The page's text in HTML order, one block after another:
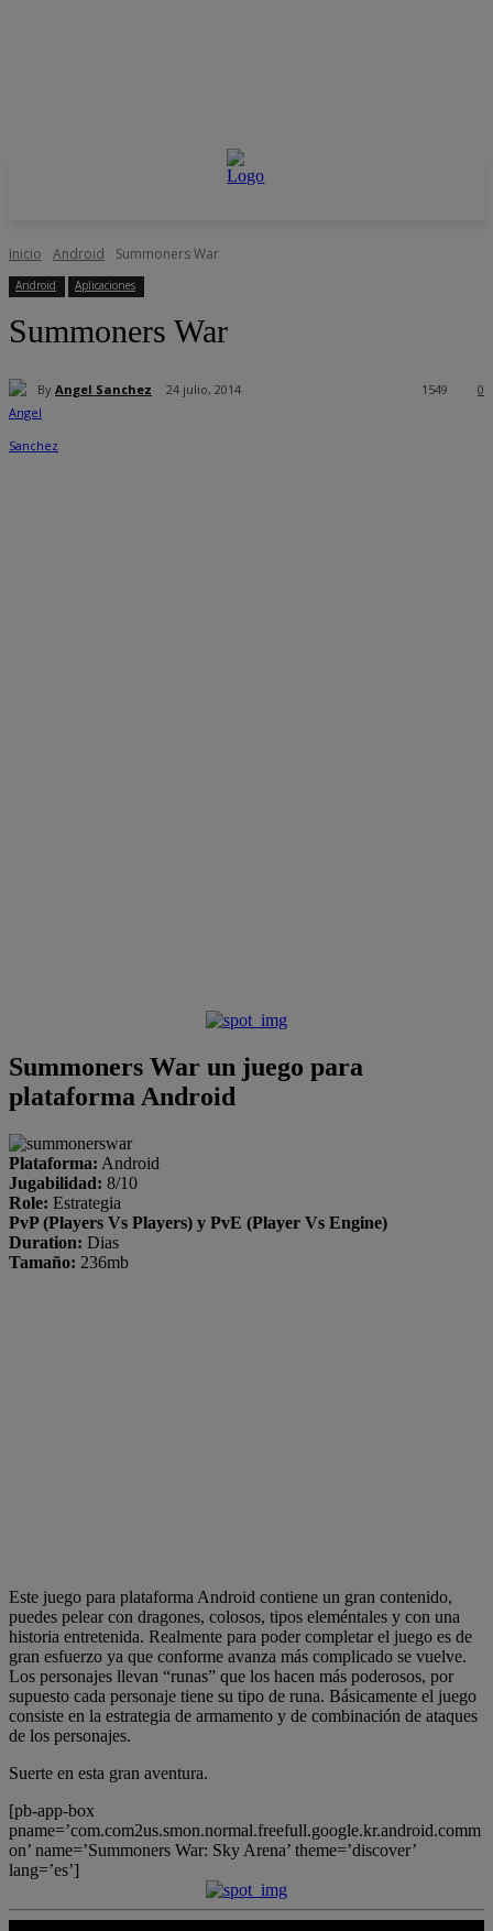
Inicio Android Summoners War
Android Aplicaciones
Summoners War
By Angel Sanchez 24 julio, 2014 0
1549
Summoners War un juego para
plataforma Android
Plataforma: Android
Jugabilidad: 8/10
Role: Estrategia
PvP (Players Vs Players) y PvE (Player Vs Engine)
Duration: Dias
Tamaño: 236mb
Este juego para plataforma Android contiene un gran contenido,
puedes pelear con dragones, colosos, tipos eleméntales y con una
historia entretenida. Realmente para poder completar el juego es de
gran esfuerzo ya que conforme avanza más complicado se vuelve.
Los personajes llevan “runas” que los hacen más poderosos, por
supuesto cada personaje tiene su tipo de runa. Básicamente el juego
consiste en la estrategia de armamento y de combinación de ataques
de los personajes.
Suerte en esta gran aventura.
[pb-app-box
pname=’com.com2us.smon.normal.freefull.google.kr.android.comm
on’ name=’Summoners War: Sky Arena’ theme=’discover’
lang=’es’]